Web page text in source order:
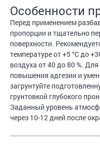
Особенности
Перед применением
пропорции и тщательно
поверхности.
температуре от +5 °C до
воздуха от 40 до 80 %.
повышения адгезии и
загрунтуйте
грунтовкой глубокого
Заданный уровень
через 10-12 дней после